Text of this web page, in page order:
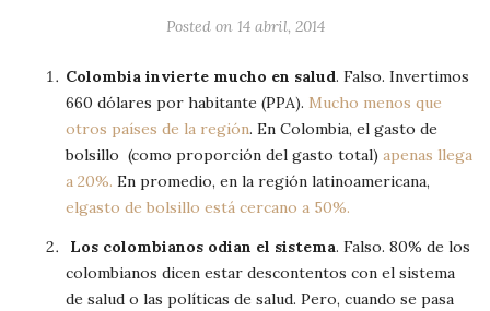
Posted on 14 abril, 2014
Colombia invierte mucho en salud. Falso. Invertimos
660 dólares por habitante (PPA). Mucho menos que
otros países de la región. En Colombia, el gasto de
bolsillo (como proporción del gasto total) apenas llega
a 20%. En promedio, en la región latinoamericana,
elgasto de bolsillo está cercano a 50%.
Los colombianos odian el sistema. Falso. 80% de los
colombianos dicen estar descontentos con el sistema
de salud o las políticas de salud. Pero, cuando se pasa